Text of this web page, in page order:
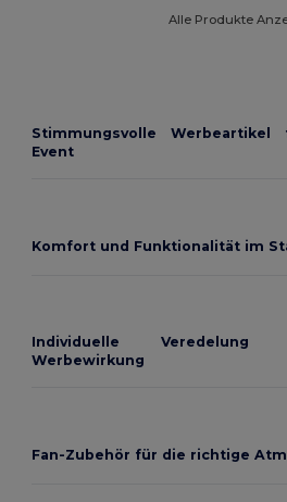
Alle Produkte
Stimmungsvolle
Event
Komfort und Funktionalität im
Individuelle
Werbewirkung
Fan-Zubehör für die richtige